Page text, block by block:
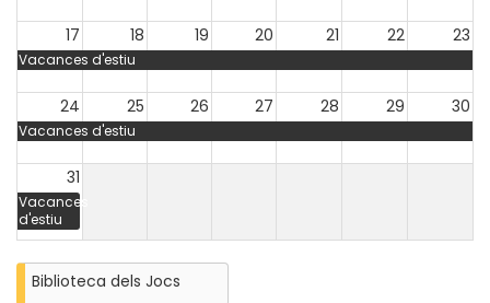
17 18 19 20 21 22 23
Vacances d'estiu
24 25 26 27 28 29 30
Vacances d'estiu
31
Vacances
d'estiu
Biblioteca dels Jocs